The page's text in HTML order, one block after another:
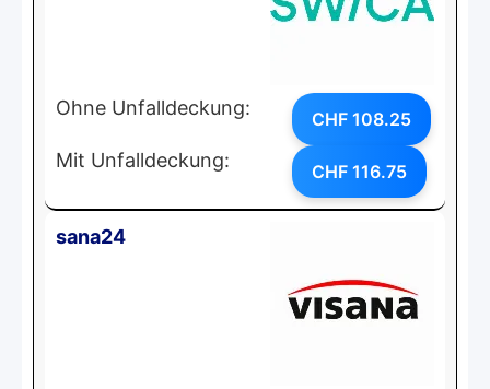
Ohne Unfalldeckung: CHF 108.25
Mit Unfalldeckung: CHF 116.75
sana24